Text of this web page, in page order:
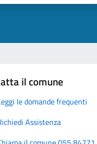
il comune
le domande frequenti
Assistenza